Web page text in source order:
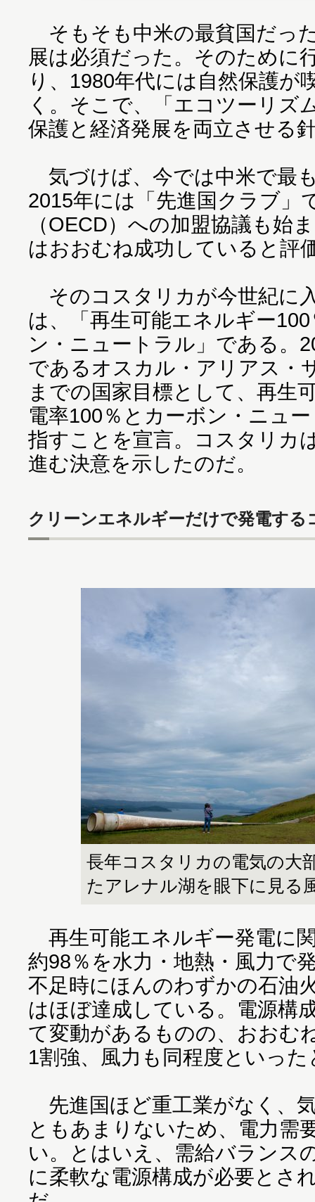
そもそも中米の最貧国だっ
展は必須だった。そのために
り、1980年代には自然保護が
く。そこで、「エコツーリズ
保護と経済発展を両立させる
気づけば、今では中米で最
2015年には「先進国クラブ」
（OECD）への加盟協議も始
はおおむね成功していると評
そのコスタリカが今世紀に
は、「再生可能エネルギー
ン・ニュートラル」である。
であるオスカル・アリアス・
までの国家目標として、再生
電率100％とカーボン・ニュ
指すことを宣言。コスタリカ
進む決意を示したのだ。
クリーンエネルギーだけで発電する
長年コスタリカの電気の大
たアレナル湖を眼下に見る
再生可能エネルギー発電に
約98％を水力・地熱・風力で
不足時にほんのわずかの石油
はほぼ達成している。電源構
て変動があるものの、おおむ
1割強、風力も同程度といっ
先進国ほど重工業がなく、
ともあまりないため、電力需
い。とはいえ、需給バランス
に柔軟な電源構成が必要とさ